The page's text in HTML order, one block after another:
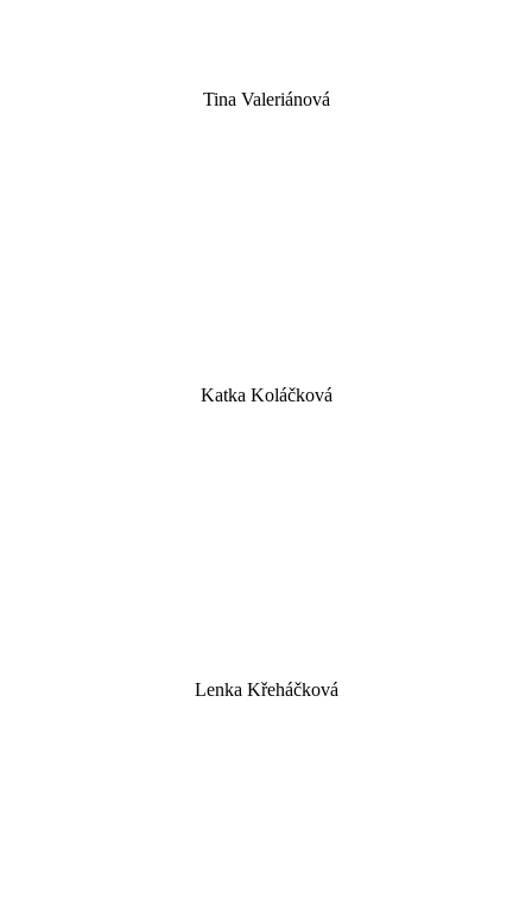
Tina Valeriánová
Katka Koláčková
Lenka Křeháčková